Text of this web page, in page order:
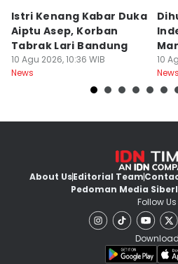
Istri Kenang Kabar Duka
Aiptu Asep, Korban
Tabrak Lari Bandung
10 Agu 2026, 10:36 WIB
News
10
News
About UsEditorial Team
Pedoman Media Siber
Follow Us
Download